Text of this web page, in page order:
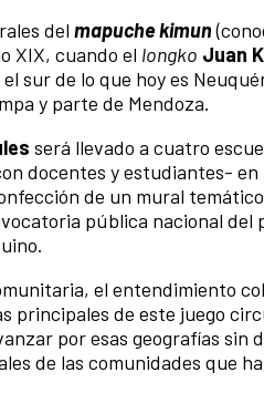
del mapuche kimun
XIX, cuando el longko Juan
sur de lo que hoy es
y parte de Mendoza.
será llevado a cuatro
docentes y estudiantes-
de un mural
pública nacional del
el entendimiento
principales de este juego
por esas geografías
de las comunidades que